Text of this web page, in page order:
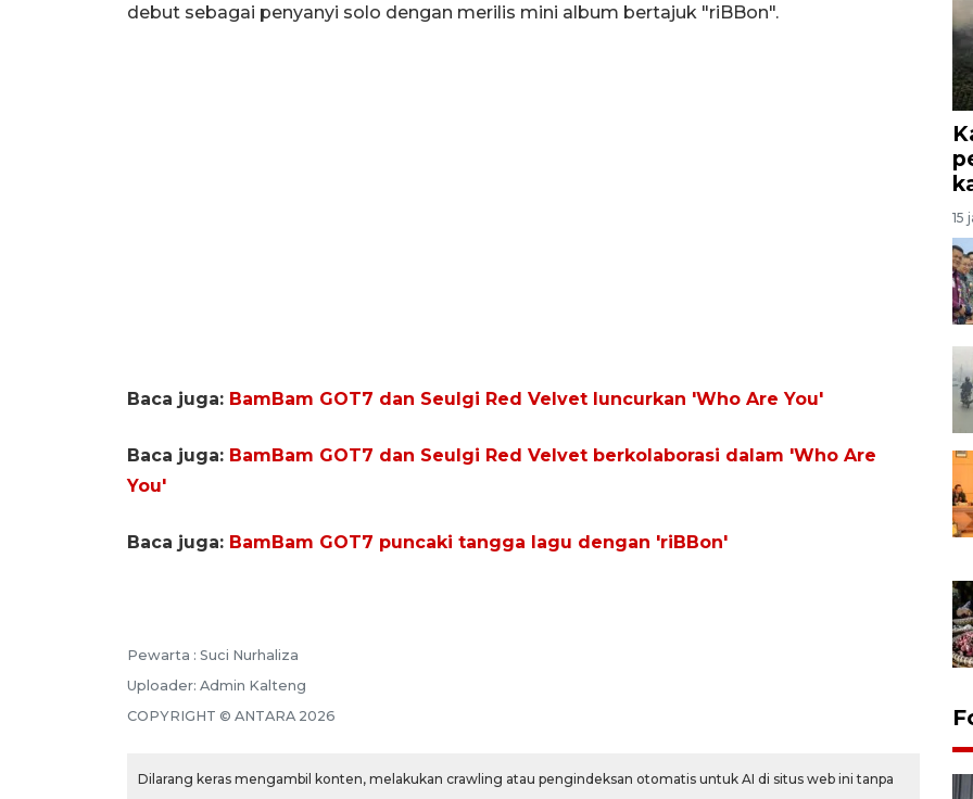
debut sebagai penyanyi solo dengan merilis mini album bertajuk "riBBon".
Baca juga: BamBam GOT7 dan Seulgi Red Velvet luncurkan 'Who Are You'
Baca juga: BamBam GOT7 dan Seulgi Red Velvet berkolaborasi dalam 'Who Are
You'
Baca juga: BamBam GOT7 puncaki tangga lagu dengan 'riBBon'
Pewarta : Suci Nurhaliza
Uploader: Admin Kalteng
COPYRIGHT © ANTARA 2026
Dilarang keras mengambil konten, melakukan crawling atau pengindeksan otomatis untuk AI di situs web ini tanpa
15